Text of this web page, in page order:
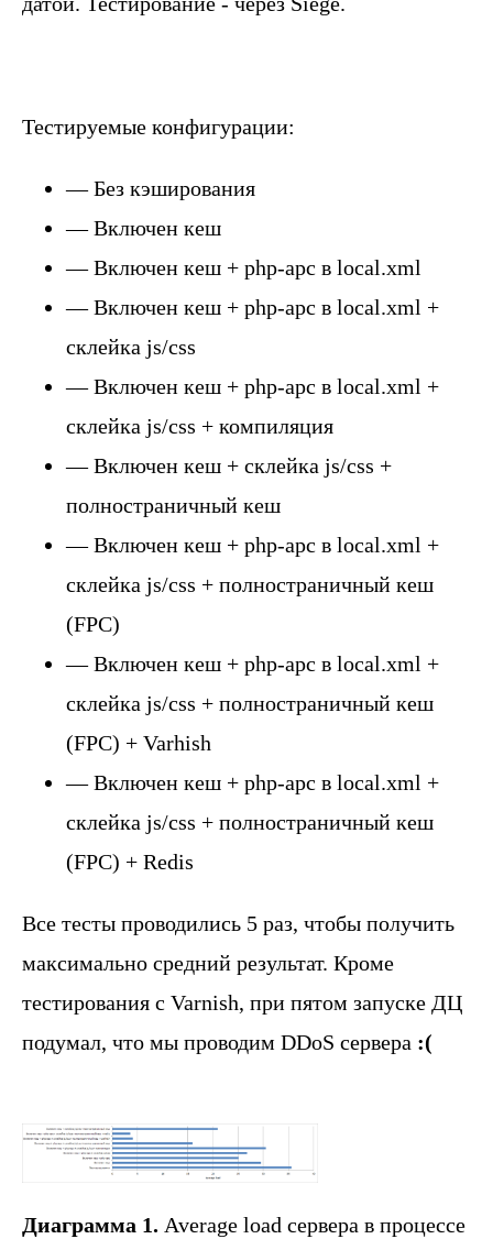
Тестируемые конфигурации:
— Без кэширования
— Включен кеш
— Включен кеш + php-apc в local.xml
— Включен кеш + php-apc в local.xml +
склейка js/css
— Включен кеш + php-apc в local.xml +
склейка js/css + компиляция
— Включен кеш + склейка js/css +
полностраничный кеш
— Включен кеш + php-apc в local.xml +
склейка js/css + полностраничный кеш
(FPC)
— Включен кеш + php-apc в local.xml +
склейка js/css + полностраничный кеш
(FPC) + Varhish
— Включен кеш + php-apc в local.xml +
склейка js/css + полностраничный кеш
(FPC) + Redis
Все тесты проводились 5 раз, чтобы получить
максимально средний результат. Кроме
тестирования с Varnish, при пятом запуске ДЦ
подумал, что мы проводим DDoS сервера :(
Диаграмма 1. Average load сервера в процессе